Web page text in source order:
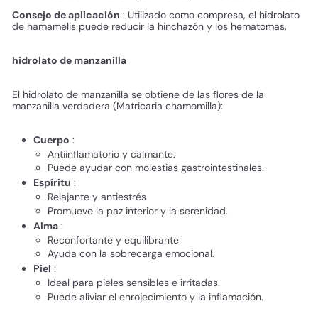
Consejo de aplicación : Utilizado como compresa, el hidrolato
de hamamelis puede reducir la hinchazón y los hematomas.
hidrolato de manzanilla
El hidrolato de manzanilla se obtiene de las flores de la
manzanilla verdadera (Matricaria chamomilla):
Cuerpo :
Antiinflamatorio y calmante.
Puede ayudar con molestias gastrointestinales.
Espíritu :
Relajante y antiestrés
Promueve la paz interior y la serenidad.
Alma :
Reconfortante y equilibrante
Ayuda con la sobrecarga emocional.
Piel :
Ideal para pieles sensibles e irritadas.
Puede aliviar el enrojecimiento y la inflamación.